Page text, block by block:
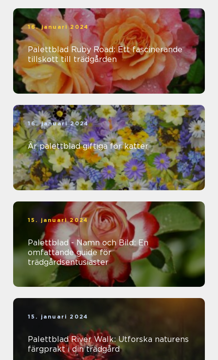
16. januari 2024
Palettblad Ruby Road: Ett fascinerande
tillskott till trädgården
16. januari 2024
Är palettblad giftiga för katter
15. januari 2024
Palettblad - Namn och Bild: En
omfattande guide för
trädgårdsentusiaster
15. januari 2024
Palettblad River Walk: Utforska naturens
färgprakt i din trädgård